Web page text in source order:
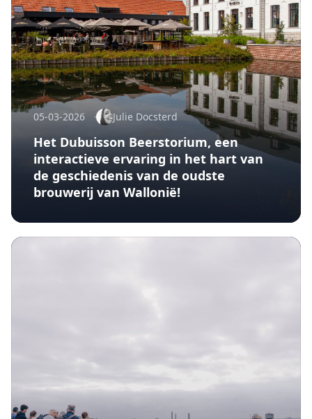
05-03-2026 Julie Docsterd
Het Dubuisson Beerstorium, een
interactieve ervaring in het hart van
de geschiedenis van de oudste
brouwerij van Wallonië!